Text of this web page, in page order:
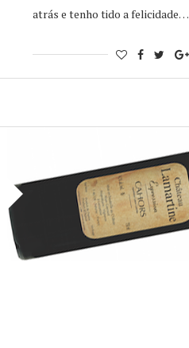
atrás e tenho tido a felicidade…